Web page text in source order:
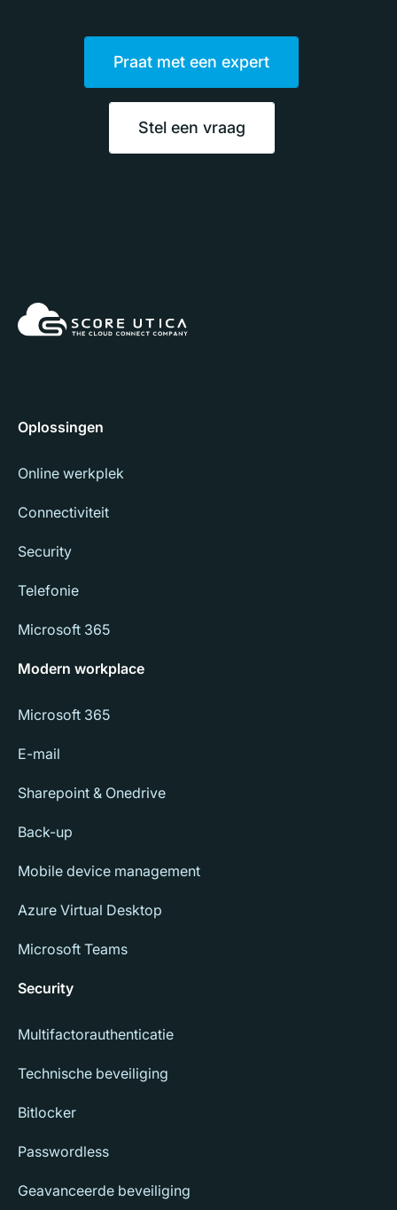
Praat met een expert
Stel een vraag
Oplossingen
Online werkplek
Connectiviteit
Security
Telefonie
Microsoft 365
Modern workplace
Microsoft 365
E-mail
Sharepoint & Onedrive
Back-up
Mobile device management
Azure Virtual Desktop
Microsoft Teams
Security
Multifactorauthenticatie
Technische beveiliging
Bitlocker
Passwordless
Geavanceerde beveiliging